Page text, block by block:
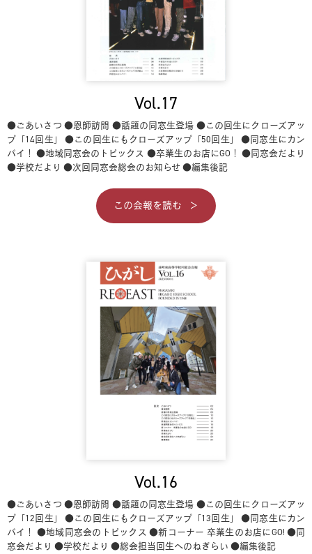
Vol.17
●ごあいさつ ●恩師訪問 ●話題の同窓生登場 ●この回生にクローズアッ
プ「14回生」
●この回生にもクローズアップ「50回生」
●同窓生にカン
パイ！ ●地域同窓会のトピックス ●卒業生のお店にGO！ ●同窓会だより
●学校だより ●次回同窓会総会のお知らせ ●編集後記
この会報を読む
Vol.16
●ごあいさつ ●恩師訪問 ●話題の同窓生登場 ●この回生にクローズアッ
プ「12回生」
●この回生にもクローズアップ「13回生」
●同窓生にカン
パイ！ ●地域同窓会のトピックス ●新コーナー 卒業生のお店にGO! ●同
窓会だより ●学校だより ●総会担当回生へのねぎらい ●編集後記